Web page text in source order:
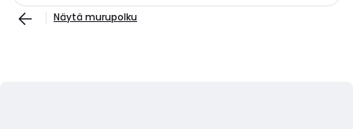
Näytä murupolku